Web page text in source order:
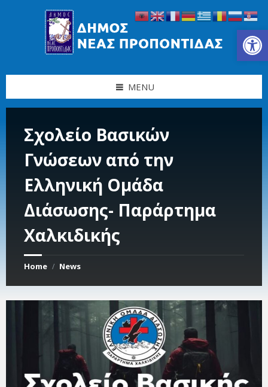
Ανοίξτε τη γραμμή εργαλείων
MENU
Σχολείο Βασικών
Γνώσεων από την
Ελληνική Ομάδα
Διάσωσης- Παράρτημα
Χαλκιδικής
Home / News